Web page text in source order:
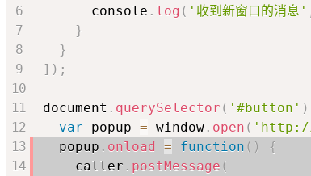
      console
. log ( '收到新窗口的消息'
}
}
] ) ;
document . querySelector ( '#button' )
var popup = window. open ( 'http://
  popup
. onload = function ( )
{
    caller
. postMessage (